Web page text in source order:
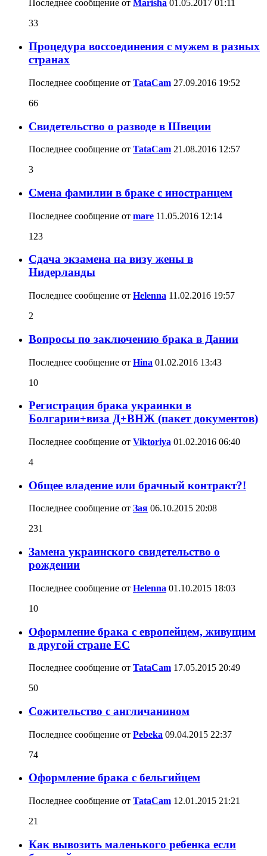
Последнее сообщение от Marisha 01.05.2017 01:11
33
Процедура воссоединения с мужем в разных
странах
Последнее сообщение от TataCam 27.09.2016 19:52
66
Cвидетельство о разводе в Швеции
Последнее сообщение от TataCam 21.08.2016 12:57
3
Смена фамилии в браке с иностранцем
Последнее сообщение от mare 11.05.2016 12:14
123
Сдача экзамена на визу жены в
Нидерланды
Последнее сообщение от Helenna 11.02.2016 19:57
2
Вопросы по заключению брака в Дании
Последнее сообщение от Hina 01.02.2016 13:43
10
Регистрация брака украинки в
Болгарии+виза Д+ВНЖ (пакет документов)
Последнее сообщение от Viktoriya 01.02.2016 06:40
4
Общее владение или брачный контракт?!
Последнее сообщение от Зая 06.10.2015 20:08
231
Замена украинского свидетельство о
рождении
Последнее сообщение от Helenna 01.10.2015 18:03
10
Оформление брака с европейцем, живущим
в другой стране ЕС
Последнее сообщение от TataCam 17.05.2015 20:49
50
Сожительство с англичанином
Последнее сообщение от Pebeka 09.04.2015 22:37
74
Оформление брака с бельгийцем
Последнее сообщение от TataCam 12.01.2015 21:21
21
Как вывозить маленького ребенка если